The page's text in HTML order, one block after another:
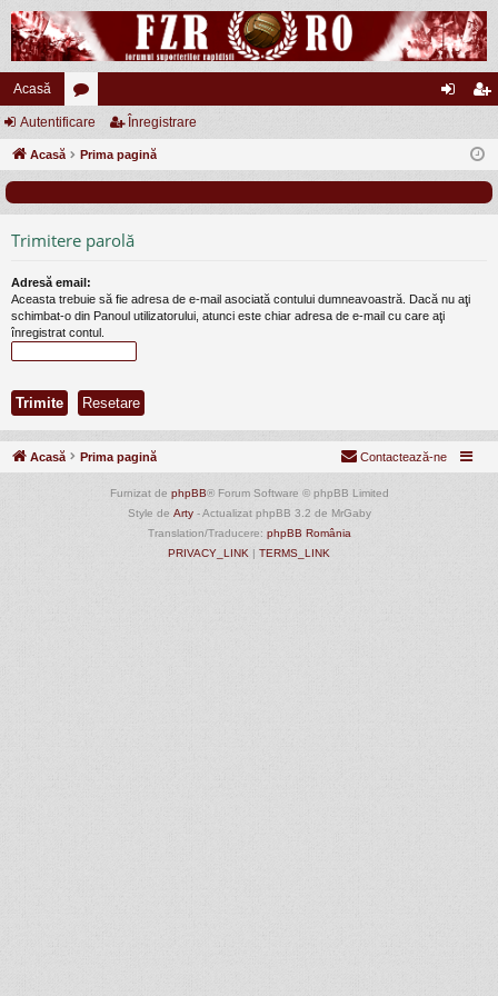
Acasă
or
u eg
Autentificare Înregistrare
Acasă Prima pagină
Trimitere parolă
Adresă email:
Aceasta trebuie să fie adresa de e-mail asociată contului dumneavoastră. Dacă nu aţi
schimbat-o din Panoul utilizatorului, atunci este chiar adresa de e-mail cu care aţi
înregistrat contul.
Acasă Prima pagină Contactează-ne
Furnizat de phpBB® Forum Software © phpBB Limited
Style de Arty- Actualizat phpBB 3.2 de MrGaby
Translation/Traducere: phpBB România
PRIVACY_LINK | TERMS_LINK